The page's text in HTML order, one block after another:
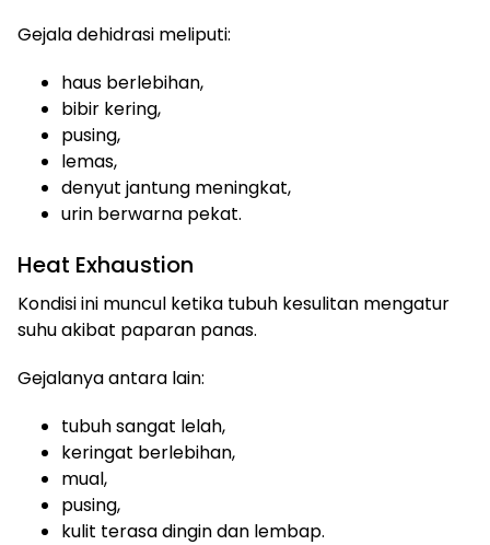
Gejala dehidrasi meliputi:
haus berlebihan,
bibir kering,
pusing,
lemas,
denyut jantung meningkat,
urin berwarna pekat.
Heat Exhaustion
Kondisi ini muncul ketika tubuh kesulitan mengatur
suhu akibat paparan panas.
Gejalanya antara lain:
tubuh sangat lelah,
keringat berlebihan,
mual,
pusing,
kulit terasa dingin dan lembap.